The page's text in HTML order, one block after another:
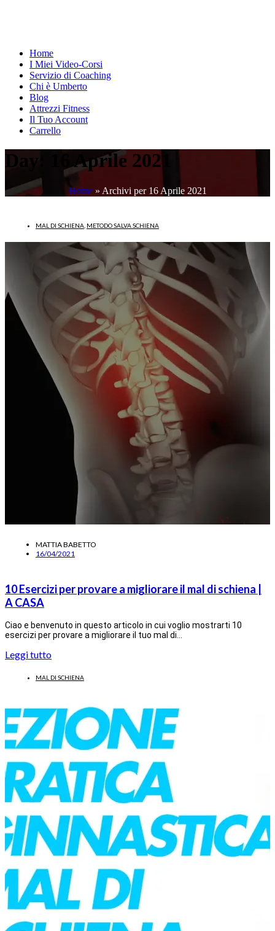
Home
I Miei Video-Corsi
Servizio di Coaching
Chi è Umberto
Blog
Attrezzi Fitness
Il Tuo Account
Carrello
Day: 16 Aprile 2021
Home» Archivi per 16 Aprile 2021
MAL DI SCHIENA METODO SALVA SCHIENA
MATTIA BABETTO
16/04/2021
10 Esercizi per provare a migliorare il mal di schiena |
A CASA
Ciao e benvenuto in questo articolo in cui voglio mostrarti 10
esercizi per provare a migliorare il tuo mal di…
Leggi tutto
MAL DI SCHIENA